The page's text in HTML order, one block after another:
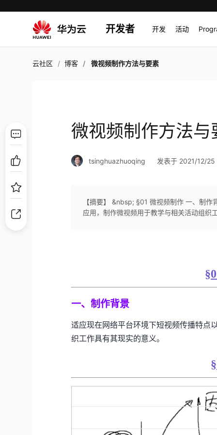
开发者 开发 活动
云社区 博客 微视频制作方法与要素
微视频制作方法与
tsinghuazhuoqing 发表于 2021/12/
【摘要】 &nbsp; §01 微视频制作 一、制
应用，制作微视频用于教学与相关活动组织
§
一、制作背景
适应现在网络平台环境下短视频传播特点
织工作具有其现实的意义。
§